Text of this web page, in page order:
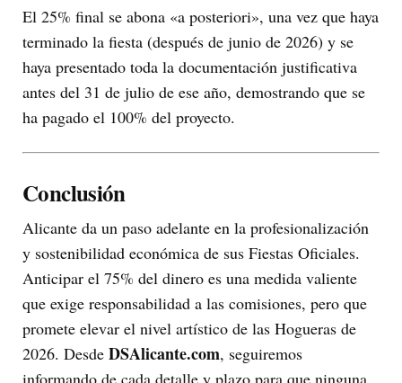
El 25% final se abona «a posteriori», una vez que haya
terminado la fiesta (después de junio de 2026) y se
haya presentado toda la documentación justificativa
antes del 31 de julio de ese año, demostrando que se
ha pagado el 100% del proyecto.
Conclusión
Alicante da un paso adelante en la profesionalización
y sostenibilidad económica de sus Fiestas Oficiales.
Anticipar el 75% del dinero es una medida valiente
que exige responsabilidad a las comisiones, pero que
promete elevar el nivel artístico de las Hogueras de
2026. Desde DSAlicante.com, seguiremos
informando de cada detalle y plazo para que ninguna